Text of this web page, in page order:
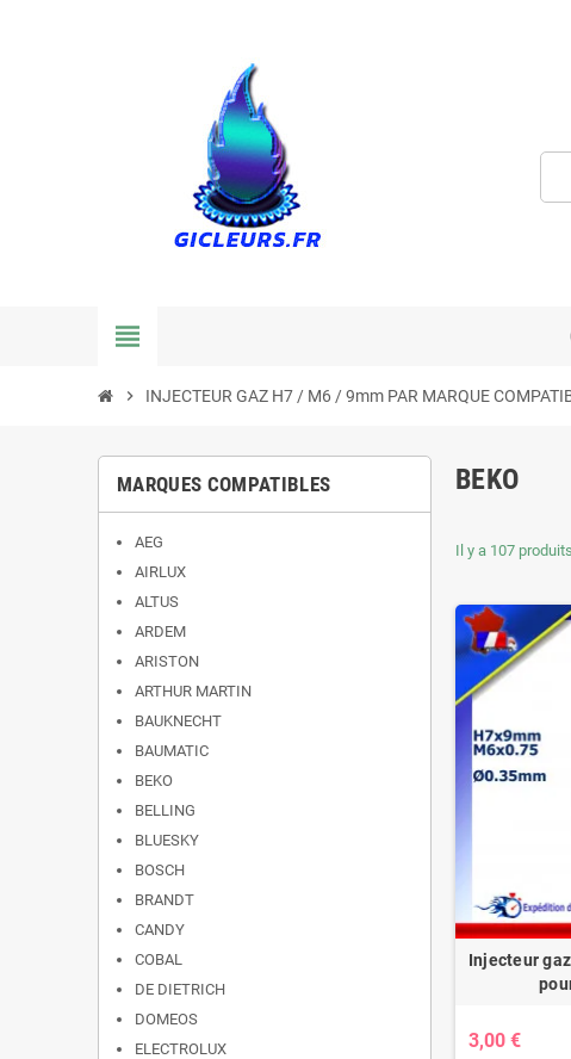
view_headline
chevron_right INJECTEUR GAZ H7 / M6 / 9mm PAR MARQUE
MARQUES COMPATIBLES
AEG
AIRLUX
ALTUS
ARDEM
ARISTON
ARTHUR MARTIN
BAUKNECHT
BAUMATIC
BEKO
BELLING
BLUESKY
BOSCH
BRANDT
CANDY
COBAL
DE DIETRICH
DOMEOS
ELECTROLUX
BEKO
Il y a 107
Injecteur
3,00 €